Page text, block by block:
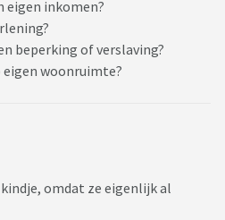
eigen inkomen?
beperking of verslaving?
woonruimte?
omdat ze eigenlijk al